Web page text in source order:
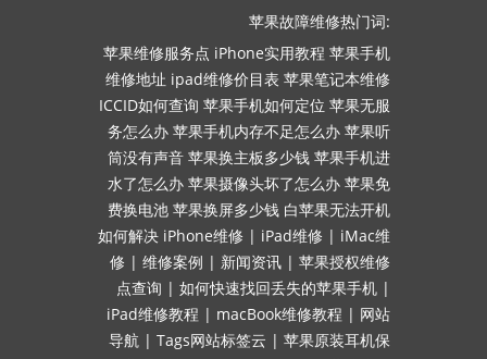
苹果故障维修热门词:
苹果维修服务点 iPhone实用教程 苹果手机
维修地址 ipad维修价目表 苹果笔记本维修
ICCID如何查询 苹果手机如何定位 苹果无服
务怎么办 苹果手机内存不足怎么办 苹果听
筒没有声音 苹果换主板多少钱 苹果手机进
水了怎么办 苹果摄像头坏了怎么办 苹果免
费换电池 苹果换屏多少钱 白苹果无法开机
如何解决 iPhone维修 | iPad维修 | iMac维
修 | 维修案例 | 新闻资讯 | 苹果授权维修
点查询 | 如何快速找回丢失的苹果手机 |
iPad维修教程 | macBook维修教程 | 网站
导航 | Tags网站标签云 | 苹果原装耳机保